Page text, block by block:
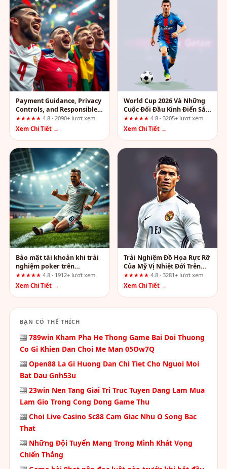
Payment Guidance, Privacy
Controls, and Responsible
Gaming Resources: A
Complete s8zzz.com Review
★★★★★ 4.8 · 2090+ lượt xem
Xem Chi Tiết →
World Cup 2026 Và Những
Cuộc Đối Đầu Kinh Điển Sắp
Diễn Ra
★★★★★ 4.8 · 3205+ lượt xem
Xem Chi Tiết →
Bảo mật tài khoản khi trải
nghiệm poker trên
sky88z.sa.com – Những
điều cần tự kiểm chứng
★★★★★ 4.8 · 1912+ lượt xem
Xem Chi Tiết →
Trải Nghiệm Đồ Họa Rực Rỡ
Của Mỹ Vị Nhiệt Đới Trên
HD88: Lời Đánh Giá Thẳng
Thắn
★★★★★ 4.8 · 3281+ lượt xem
Xem Chi Tiết →
BẠN CÓ THỂ THÍCH
🎰 789win Kham Pha He Thong Game Bai Doi Thuong
Co Gi Khien Dan Choi Me Man 05Ow7Q
🎰 Open88 La Gi Huong Dan Chi Tiet Cho Nguoi Moi
Bat Dau Gnh53u
🎰 23win Nen Tang Giai Tri Truc Tuyen Dang Lam Mua
Lam Gio Trong Cong Dong Game Thu
🎰 Choi Live Casino Sc88 Cam Giac Nhu O Song Bac
That
🎰 Những Đội Tuyển Mang Trong Mình Khát Vọng
Chiến Thắng